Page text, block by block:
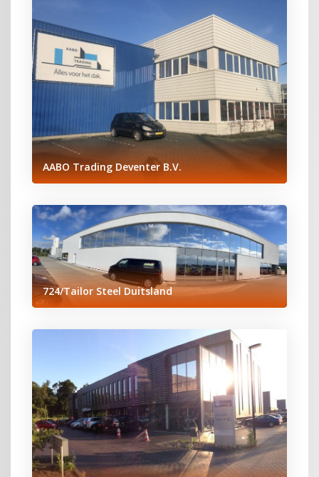
AABO Trading Deventer B.V.
724/Tailor Steel Duitsland